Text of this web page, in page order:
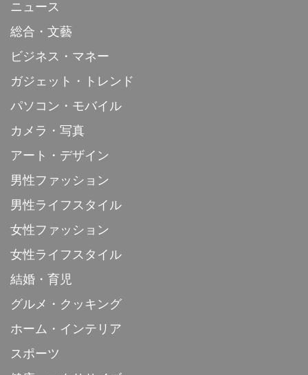
ニュース
総合・文藝
ビジネス・マネー
ガジェット・トレンド
パソコン・モバイル
カメラ・写真
アート・デザイン
男性ファッション
男性ライフスタイル
女性ファッション
女性ライフスタイル
結婚・育児
グルメ・クッキング
ホーム・インテリア
スポーツ